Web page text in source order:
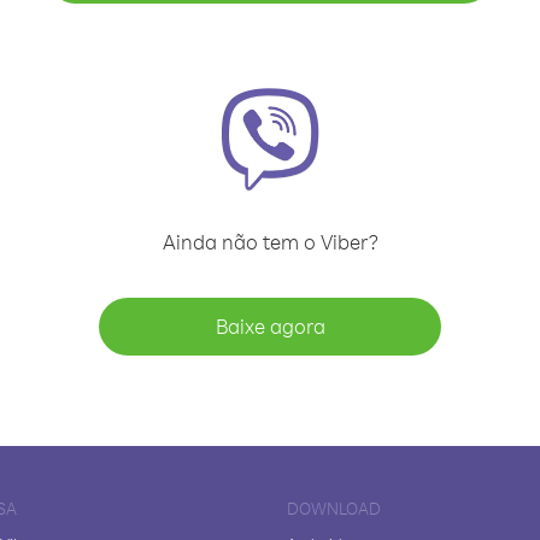
Ainda não tem o Viber?
Baixe agora
DOWNLOAD